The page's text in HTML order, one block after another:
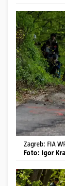
Zagreb: FIA
Foto: Igor